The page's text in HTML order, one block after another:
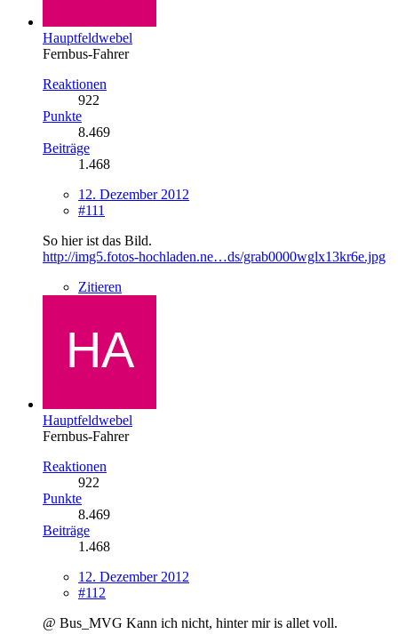
Hauptfeldwebel
Fernbus-Fahrer
Reaktionen
922
Punkte
8.469
Beiträge
1.468
12. Dezember 2012
#111
So hier ist das Bild.
http://img5.fotos-hochladen.ne…ds/grab0000wglx13kr6e.jpg
Zitieren
Hauptfeldwebel
Fernbus-Fahrer
Reaktionen
922
Punkte
8.469
Beiträge
1.468
12. Dezember 2012
#112
@ Bus_MVG Kann ich nicht, hinter mir is allet voll.